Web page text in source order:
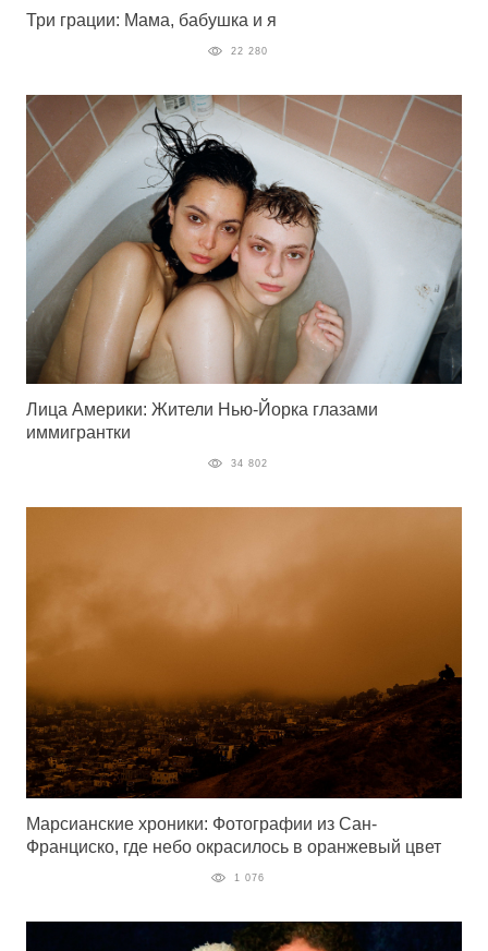
Три грации: Мама, бабушка и я
22 280
Лица Америки: Жители Нью-Йорка глазами
иммигрантки
34 802
Марсианские хроники: Фотографии из Сан-
Франциско, где небо окрасилось в оранжевый цвет
1 076